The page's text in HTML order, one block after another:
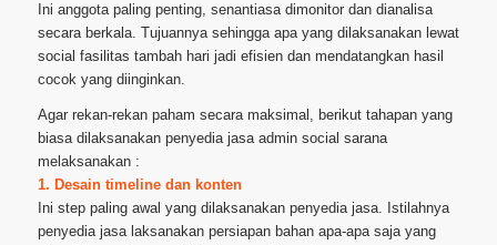
Ini anggota paling penting, senantiasa dimonitor dan dianalisa
secara berkala. Tujuannya sehingga apa yang dilaksanakan lewat
social fasilitas tambah hari jadi efisien dan mendatangkan hasil
cocok yang diinginkan.
Agar rekan-rekan paham secara maksimal, berikut tahapan yang
biasa dilaksanakan penyedia jasa admin social sarana
melaksanakan :
1. Desain timeline dan konten
Ini step paling awal yang dilaksanakan penyedia jasa. Istilahnya
penyedia jasa laksanakan persiapan bahan apa-apa saja yang